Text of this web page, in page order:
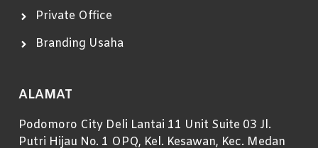
Private Office
Branding Usaha
ALAMAT
Podomoro City Deli Lantai 11 Unit Suite 03 Jl.
Putri Hijau No. 1 OPQ, Kel. Kesawan, Kec. Medan